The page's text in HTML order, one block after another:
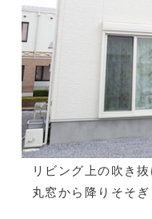
リビング上の吹き
丸窓から降りそそ